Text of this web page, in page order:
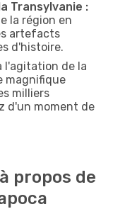
Transylvanie :
la région en
artefacts
d'histoire.
l'agitation de la
magnifique
milliers
d'un moment de
propos de